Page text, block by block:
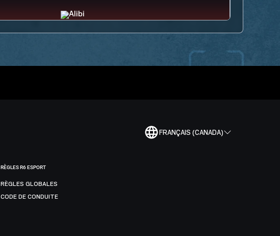
FRANÇAIS (CANADA)
RÈGLES R6 ESPORT
RÈGLES GLOBALES
CODE DE CONDUITE